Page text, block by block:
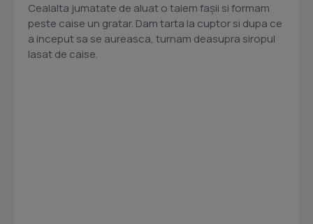
Cealalta jumatate de aluat o taiem faşii si formam
peste caise un gratar. Dam tarta la cuptor si dupa ce
a inceput sa se aureasca, turnam deasupra siropul
lasat de caise.